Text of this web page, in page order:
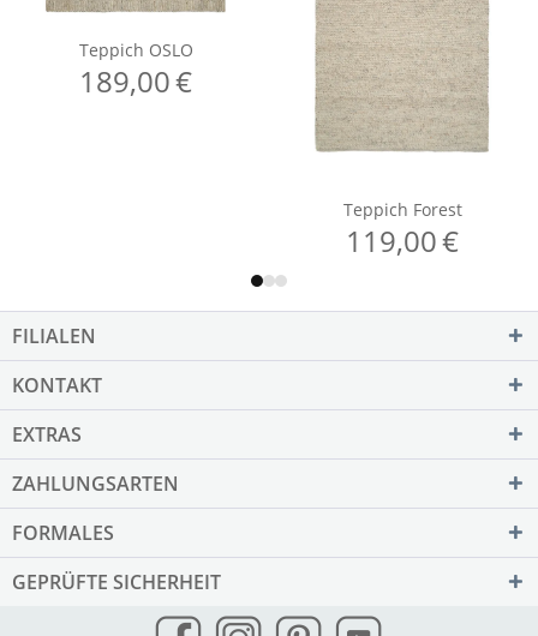
FILIALEN
KONTAKT
EXTRAS
ZAHLUNGSARTEN
FORMALES
GEPRÜFTE SICHERHEIT